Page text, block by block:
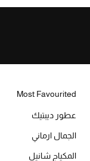
Most Favourited
عطور ديبتيك
الجمال ارماني
المكياج شانيل